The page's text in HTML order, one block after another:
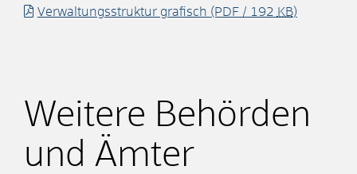
Verwaltungsstruktur grafisch (PDF / 192 KB)
Weitere Behörden
und Ämter